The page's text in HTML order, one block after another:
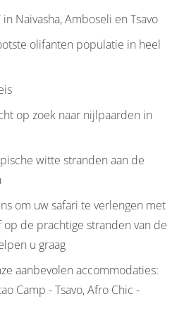
in Naivasha, Amboseli en Tsavo
olifanten populatie in heel
op zoek naar nijlpaarden in
witte stranden aan de
om uw safari te verlengen met
de prachtige stranden van de
u graag
aanbevolen accommodaties:
Camp - Tsavo, Afro Chic -